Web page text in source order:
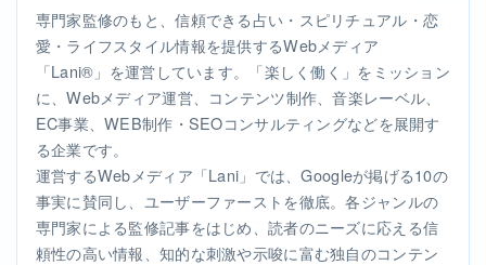
専門家監修のもと、信頼できる占い・スピリチュアル・恋
愛・ライフスタイル情報を提供するWebメディア
「Lani®」を運営しています。「楽しく働く」をミッション
に、Webメディア運営、コンテンツ制作、音楽レーベル、
EC事業、WEB制作・SEOコンサルティングなどを展開す
る企業です。
運営するWebメディア「Lani」では、Googleが掲げる10の
事実に賛同し、ユーザーファーストを徹底。各ジャンルの
専門家による監修記事をはじめ、読者のニーズに応える信
頼性の高い情報、知的な刺激や示唆に富む独自のコンテン